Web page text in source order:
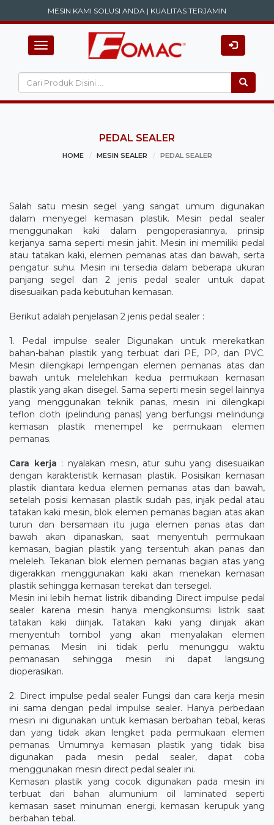
MESIN KAMI SOLUSI ANDA | KUALITAS TERJAMIN
Toggle
navigation
PEDAL SEALER
HOME MESIN SEALER PEDAL SEALER
Salah satu mesin segel yang sangat umum digunakan
dalam menyegel kemasan plastik. Mesin pedal sealer
menggunakan kaki dalam pengoperasiannya, prinsip
kerjanya sama seperti mesin jahit. Mesin ini memiliki pedal
atau tatakan kaki, elemen pemanas atas dan bawah, serta
pengatur suhu. Mesin ini tersedia dalam beberapa ukuran
panjang segel dan 2 jenis pedal sealer untuk dapat
disesuaikan pada kebutuhan kemasan.
Berikut adalah penjelasan 2 jenis pedal sealer :
1. Pedal impulse sealer Digunakan untuk merekatkan
bahan-bahan plastik yang terbuat dari PE, PP, dan PVC.
Mesin dilengkapi lempengan elemen pemanas atas dan
bawah untuk melelehkan kedua permukaan kemasan
plastik yang akan disegel. Sama seperti mesin segel lainnya
yang menggunakan teknik panas, mesin ini dilengkapi
teflon cloth (pelindung panas) yang berfungsi melindungi
kemasan plastik menempel ke permukaan elemen
pemanas.
Cara kerja : nyalakan mesin, atur suhu yang disesuaikan
dengan karakteristik kemasan plastik. Posisikan kemasan
plastik diantara kedua elemen pemanas atas dan bawah,
setelah posisi kemasan plastik sudah pas, injak pedal atau
tatakan kaki mesin, blok elemen pemanas bagian atas akan
turun dan bersamaan itu juga elemen panas atas dan
bawah akan dipanaskan, saat menyentuh permukaan
kemasan, bagian plastik yang tersentuh akan panas dan
meleleh. Tekanan blok elemen pemanas bagian atas yang
digerakkan menggunakan kaki akan menekan kemasan
plastik sehingga kemasan terekat dan tersegel.
Mesin ini lebih hemat listrik dibanding Direct impulse pedal
sealer karena mesin hanya mengkonsumsi listrik saat
tatakan kaki diinjak. Tatakan kaki yang diinjak akan
menyentuh tombol yang akan menyalakan elemen
pemanas. Mesin ini tidak perlu menunggu waktu
pemanasan sehingga mesin ini dapat langsung
dioperasikan.
2. Direct impulse pedal sealer Fungsi dan cara kerja mesin
ini sama dengan pedal impulse sealer. Hanya perbedaan
mesin ini digunakan untuk kemasan berbahan tebal, keras
dan yang tidak akan lengket pada permukaan elemen
pemanas. Umumnya kemasan plastik yang tidak bisa
digunakan pada mesin pedal sealer, dapat coba
menggunakan mesin direct pedal sealer ini.
Kemasan plastik yang cocok digunakan pada mesin ini
terbuat dari bahan alumunium oil laminated seperti
kemasan saset minuman energi, kemasan kerupuk yang
berbahan tebal.